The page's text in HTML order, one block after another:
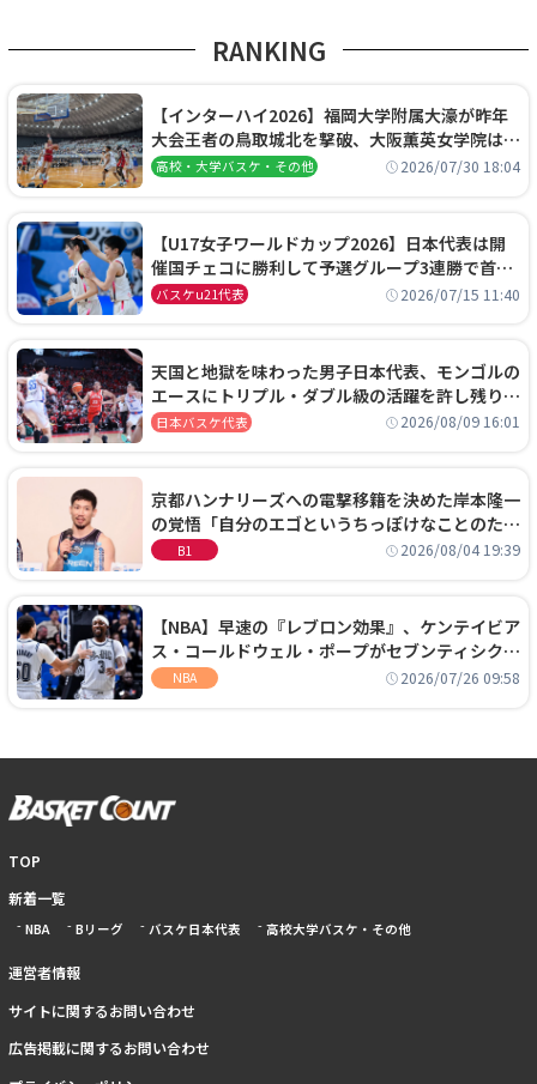
RANKING
【インターハイ2026】福岡大学附属大濠が昨年
大会王者の鳥取城北を撃破、大阪薫英女学院は岐
阜女子に完勝、大会3日目試合結果
高校・大学バスケ・その他 2026/07/30 18:04
【U17女子ワールドカップ2026】日本代表は開
催国チェコに勝利して予選グループ3連勝で首位
通過！準々決勝の相手はエジプトに決定
バスケu21代表 2026/07/15 11:40
天国と地獄を味わった男子日本代表、モンゴルの
エースにトリプル・ダブル級の活躍を許し残り
0.4秒に失点する悔しい敗戦
日本バスケ代表 2026/08/09 16:01
京都ハンナリーズへの電撃移籍を決めた岸本隆一
の覚悟「自分のエゴというちっぽけなことのため
に、京都に来たわけではない」
B1 2026/08/04 19:39
【NBA】早速の『レブロン効果』、ケンテイビア
ス・コールドウェル・ポープがセブンティシクサ
ーズに1年契約で加入
NBA 2026/07/26 09:58
TOP
新着一覧
NBA Bリーグ バスケ日本代表 高校大学バスケ・その他
運営者情報
サイトに関するお問い合わせ
広告掲載に関するお問い合わせ